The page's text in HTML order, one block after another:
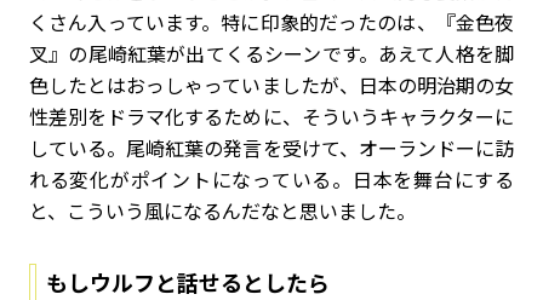
くさん入っています。特に印象的だったのは、『金色夜
叉』の尾崎紅葉が出てくるシーンです。あえて人格を脚
色したとはおっしゃっていましたが、日本の明治期の女
性差別をドラマ化するために、そういうキャラクターに
している。尾崎紅葉の発言を受けて、オーランドーに訪
れる変化がポイントになっている。日本を舞台にする
と、こういう風になるんだなと思いました。
もしウルフと話せるとしたら